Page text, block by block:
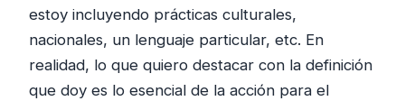
estoy incluyendo prácticas culturales,
nacionales, un lenguaje particular, etc. En
realidad, lo que quiero destacar con la definición
que doy es lo esencial de la acción para el